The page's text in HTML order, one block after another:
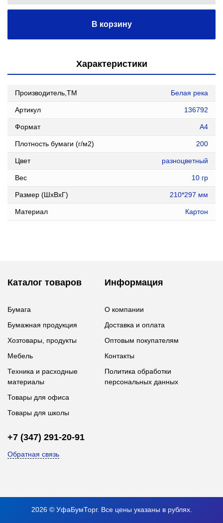
В корзину
Характеристики
Производитель,ТМ Белая река
Артикул 136792
Формат А4
Плотность бумаги (г/м2) 200
Цвет разноцветный
Вес 10 гр
Размер (ШxВxГ) 210*297 мм
Материал Картон
Каталог товаров
Бумага
Бумажная продукция
Хозтовары, продукты
Мебель
Техника и расходные
материалы
Товары для офиса
Товары для школы
Информация
О компании
Доставка и оплата
Оптовым покупателям
Контакты
Политика обработки
персональных данных
+7 (347) 291-20-91
Обратная связь
2026 © УфаБумТорг. Все цены указаны в рублях.